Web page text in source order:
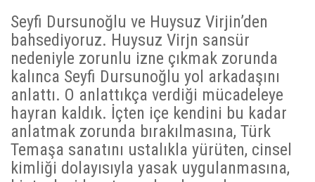
Seyfi Dursunoğlu ve Huysuz Virjin’den
bahsediyoruz. Huysuz Virjn sansür
nedeniyle zorunlu izne çıkmak zorunda
kalınca Seyfi Dursunoğlu yol arkadaşını
anlattı. O anlattıkça verdiği mücadeleye
hayran kaldık. İçten içe kendini bu kadar
anlatmak zorunda bırakılmasına, Türk
Temaşa sanatını ustalıkla yürüten, cinsel
kimliği dolayısıyla yasak uygulanmasına,